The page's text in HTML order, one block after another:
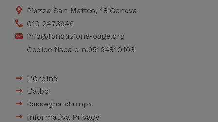
Piazza San Matteo, 18 Genova
010 2473946
info@fondazione-oage.org
Codice fiscale n.95164810103
L'Ordine
L'albo
Rassegna stampa
Informativa Privacy